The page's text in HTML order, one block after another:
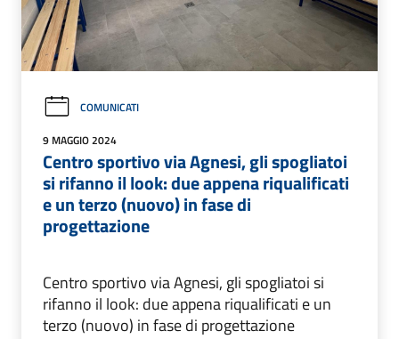
COMUNICATI
9 MAGGIO 2024
Centro sportivo via Agnesi, gli spogliatoi
si rifanno il look: due appena riqualificati
e un terzo (nuovo) in fase di
progettazione
Centro sportivo via Agnesi, gli spogliatoi si
rifanno il look: due appena riqualificati e un
terzo (nuovo) in fase di progettazione